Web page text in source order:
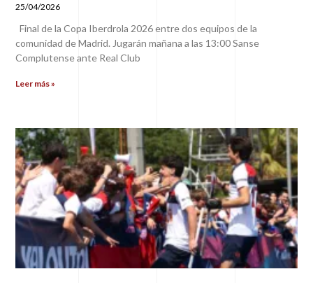
25/04/2026
Final de la Copa Iberdrola 2026 entre dos equipos de la
comunidad de Madrid. Jugarán mañana a las 13:00 Sanse
Complutense ante Real Club
Leer más »